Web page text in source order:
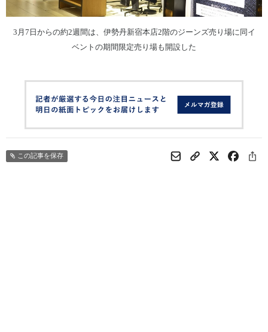
3月7日からの約2週間は、伊勢丹新宿本店2階のジーンズ売り場に同イ
ベントの期間限定売り場も開設した
この記事を保存